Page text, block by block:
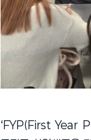
‘FYP(First Year